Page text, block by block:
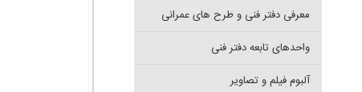
معرفی دفتر فنی و طرح های عمرانی
واحدهای تابعه دفتر فنی
آلبوم فیلم و تصاویر